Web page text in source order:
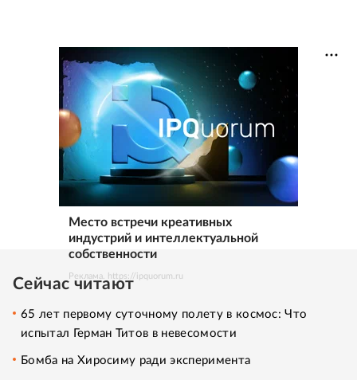
Место встречи креативных
индустрий и интеллектуальной
собственности
Реклама. https://ipquorum.ru
Сейчас читают
65 лет первому суточному полету в космос: Что
испытал Герман Титов в невесомости
Бомба на Хиросиму ради эксперимента